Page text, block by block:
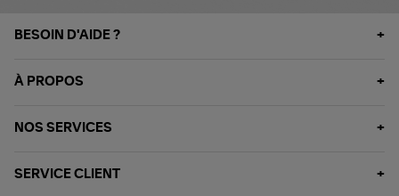
BESOIN D'AIDE ?
À PROPOS
NOS SERVICES
SERVICE CLIENT